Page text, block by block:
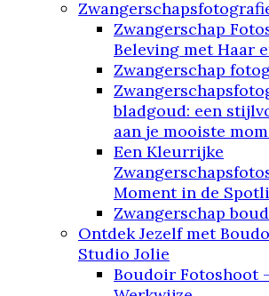
Zwangerschap
Beleving met Haar
Zwangerschap
bladgoud: een
aan je mooiste
Een Kleurrijke
Moment in de
Zwangerschap
Ontdek Jezelf met
Studio Jolie
Boudoir Fotoshoot